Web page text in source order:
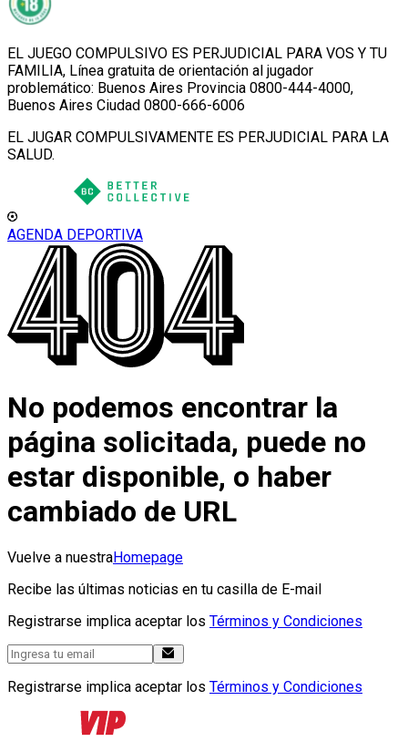
EL JUEGO COMPULSIVO ES PERJUDICIAL PARA VOS Y TU
FAMILIA, Línea gratuita de orientación al jugador
problemático: Buenos Aires Provincia 0800-444-4000,
Buenos Aires Ciudad 0800-666-6006
EL JUGAR COMPULSIVAMENTE ES PERJUDICIAL PARA LA
SALUD.
AGENDA DEPORTIVA
No podemos encontrar la
página solicitada, puede no
estar disponible, o haber
cambiado de URL
Vuelve a nuestraHomepage
Recibe las últimas noticias en tu casilla de E-mail
Registrarse implica aceptar los Términos y Condiciones
Registrarse implica aceptar los Términos y Condiciones